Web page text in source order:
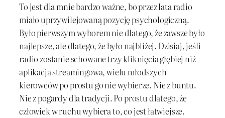
To jest dla mnie bardzo ważne, bo przez lata radio
miało uprzywilejowaną pozycję psychologiczną.
Było pierwszym wyborem nie dlatego, że zawsze było
najlepsze, ale dlatego, że było najbliżej. Dzisiaj, jeśli
radio zostanie schowane trzy kliknięcia głębiej niż
aplikacja streamingowa, wielu młodszych
kierowców po prostu go nie wybierze. Nie z buntu.
Nie z pogardy dla tradycji. Po prostu dlatego, że
człowiek w ruchu wybiera to, co jest łatwiejsze.